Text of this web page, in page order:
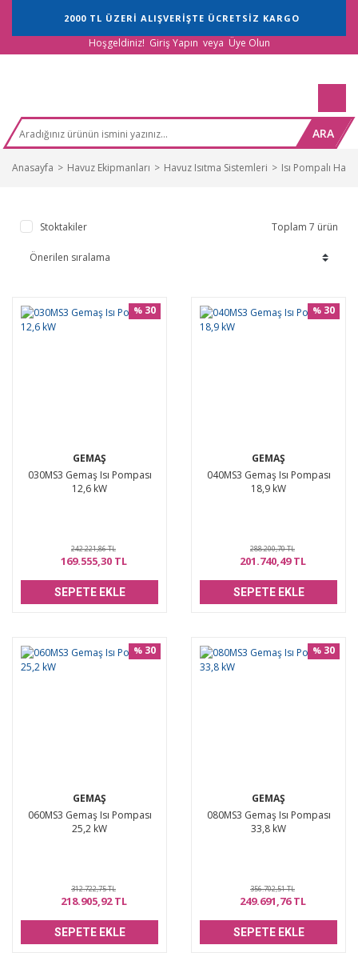
2000 TL ÜZERİ ALIŞVERİŞTE ÜCRETSİZ KARGO
Hoşgeldiniz! Giriş Yapın veya Üye Olun
ARA
Anasayfa Havuz Ekipmanları Havuz Isıtma Sistemleri Isı Pompalı
Stoktakiler Toplam 7 ürün
GEMAŞ
030MS3 Gemaş Isı Pompası
12,6 kW
% 30
242.221,86 TL
169.555,30 TL
SEPETE EKLE
GEMAŞ
040MS3 Gemaş Isı Pompası
18,9 kW
% 30
288.200,70 TL
201.740,49 TL
SEPETE EKLE
GEMAŞ
060MS3 Gemaş Isı Pompası
25,2 kW
% 30
312.722,75 TL
218.905,92 TL
SEPETE EKLE
GEMAŞ
080MS3 Gemaş Isı Pompası
33,8 kW
% 30
356.702,51 TL
249.691,76 TL
SEPETE EKLE